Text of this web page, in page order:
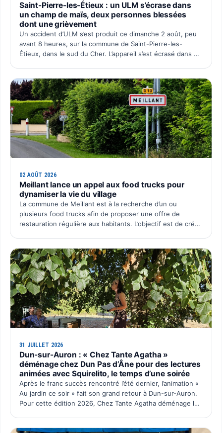
Saint-Pierre-les-Étieux : un ULM s’écrase dans
un champ de maïs, deux personnes blessées
dont une grièvement
Un accident d’ULM s’est produit ce dimanche 2 août, peu
avant 8 heures, sur la commune de Saint-Pierre-les-
Étieux, dans le sud du Cher. L’appareil s’est écrasé dans un
02 AOÛT 2026
Meillant lance un appel aux food trucks pour
dynamiser la vie du village
La commune de Meillant est à la recherche d’un ou
plusieurs food trucks afin de proposer une offre de
restauration régulière aux habitants. L’objectif est de créer
31 JUILLET 2026
Dun-sur-Auron : « Chez Tante Agatha »
déménage chez Dun Pas d’Âne pour des lectures
animées avec Squirelito, le temps d’une soirée
Après le franc succès rencontré l’été dernier, l’animation «
Au jardin ce soir » fait son grand retour à Dun-sur-Auron.
Pour cette édition 2026, Chez Tante Agatha déménage le